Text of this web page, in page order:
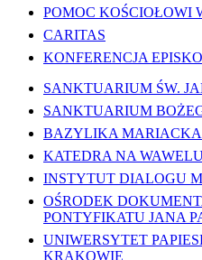
POMOC KOŚCIOŁOWI
CARITAS
KONFERENCJA
SANKTUARIUM ŚW.
SANKTUARIUM
BAZYLIKA MARIACKA
KATEDRA NA
INSTYTUT DIALOGU
OŚRODEK
PONTYFIKATU JANA
UNIWERSYTET
KRAKOWIE